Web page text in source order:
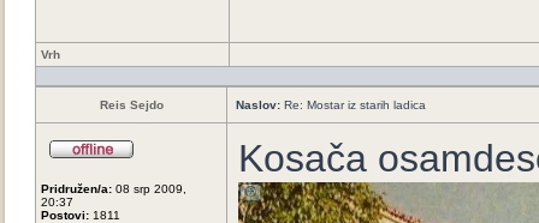
Vrh
Reis Sejdo Naslov: Re: Mostar iz starih ladica
Pridružen/a: 08 srp 2009,
20:37
Postovi: 1811
Kosača